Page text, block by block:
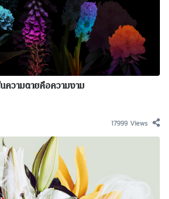
ความตายคือความงาม
17999 Views